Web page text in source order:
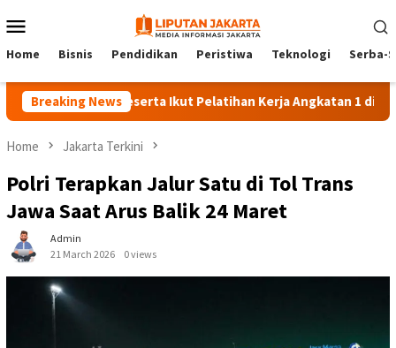
to
Menu
Home Bisnis Pendidikan Peristiwa Teknologi Serba-
Breaking News
140 Peserta Ikut Pelatihan Kerja Angkatan 1 di PPKD
Home Jakarta Terkini
Polri Terapkan Jalur Satu di Tol Trans
Jawa Saat Arus Balik 24 Maret
Admin
21 March 2026
0 views